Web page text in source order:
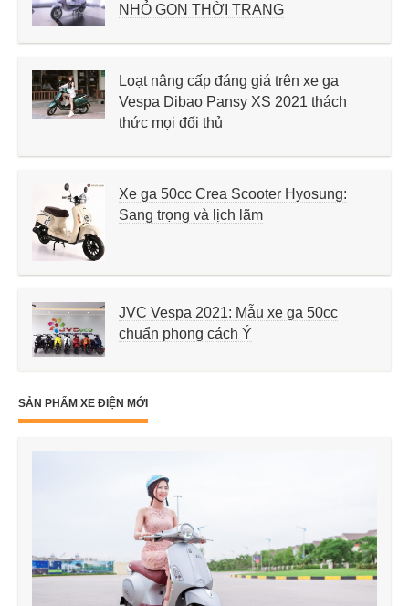
NHỎ GỌN THỜI TRANG
Loạt nâng cấp đáng giá trên xe ga
Vespa Dibao Pansy XS 2021 thách
thức mọi đối thủ
Xe ga 50cc Crea Scooter Hyosung:
Sang trọng và lịch lãm
JVC Vespa 2021: Mẫu xe ga 50cc
chuẩn phong cách Ý
SẢN PHẨM XE ĐIỆN MỚI